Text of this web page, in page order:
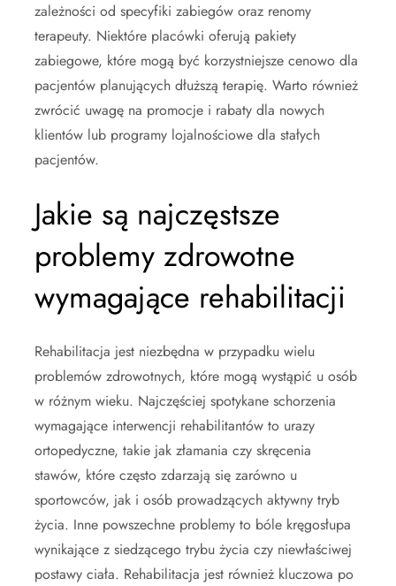
zależności od specyfiki zabiegów oraz renomy
terapeuty. Niektóre placówki oferują pakiety
zabiegowe, które mogą być korzystniejsze cenowo dla
pacjentów planujących dłuższą terapię. Warto również
zwrócić uwagę na promocje i rabaty dla nowych
klientów lub programy lojalnościowe dla stałych
pacjentów.
Jakie są najczęstsze
problemy zdrowotne
wymagające rehabilitacji
Rehabilitacja jest niezbędna w przypadku wielu
problemów zdrowotnych, które mogą wystąpić u osób
w różnym wieku. Najczęściej spotykane schorzenia
wymagające interwencji rehabilitantów to urazy
ortopedyczne, takie jak złamania czy skręcenia
stawów, które często zdarzają się zarówno u
sportowców, jak i osób prowadzących aktywny tryb
życia. Inne powszechne problemy to bóle kręgosłupa
wynikające z siedzącego trybu życia czy niewłaściwej
postawy ciała. Rehabilitacja jest również kluczowa po